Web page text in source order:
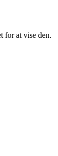
for at vise den.